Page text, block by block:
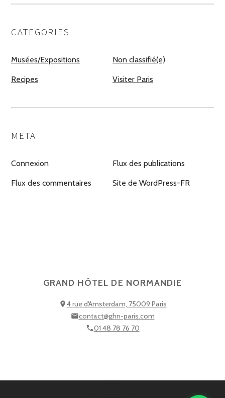
CATEGORIES
Musées/Expositions Non classifié(e)
Recipes Visiter Paris
META
Connexion Flux des publications
Flux des commentaires Site de WordPress-FR
GRAND HÔTEL DE NORMANDIE
4 rue d'Amsterdam, 75009 Paris
contact@ghn-paris.com
01 48 78 76 70